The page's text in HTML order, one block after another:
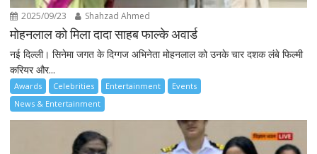
2025/09/23 Shahzad Ahmed
मोहनलाल को मिला दादा साहब फाल्के अवार्ड
नई दिल्ली। सिनेमा जगत के दिग्गज अभिनेता मोहनलाल को उनके चार दशक लंबे फिल्मी
करियर और...
Awards Celebrities Entertainment
Events
News & Entertainment